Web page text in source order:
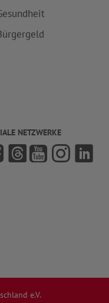
NETZWERKE
e.V.